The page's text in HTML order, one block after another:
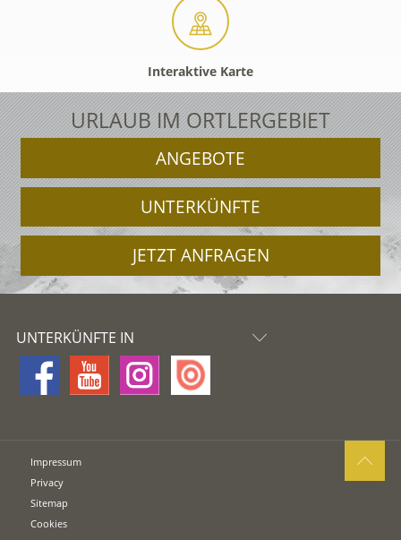
Interaktive Karte
URLAUB IM ORTLERGEBIET
ANGEBOTE
UNTERKÜNFTE
JETZT ANFRAGEN
UNTERKÜNFTE IN
Impressum
Privacy
Sitemap
Cookies